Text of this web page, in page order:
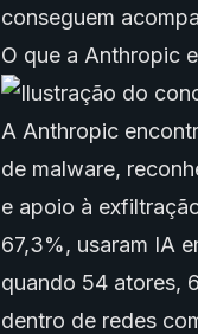
conseguem
O que a Anthropic
A Anthropic
de malware,
e apoio à
67,3%, usaram IA
quando 54 atores,
dentro de redes